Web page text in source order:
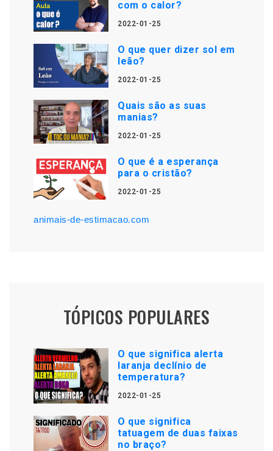
com o calor?
2022-01-25
O que quer dizer sol em
leão?
2022-01-25
Quais são as suas
manias?
2022-01-25
O que é a esperança
para o cristão?
2022-01-25
animais-de-estimacao.com
TÓPICOS POPULARES
O que significa alerta
laranja declínio de
temperatura?
2022-01-25
O que significa
tatuagem de duas faixas
no braço?